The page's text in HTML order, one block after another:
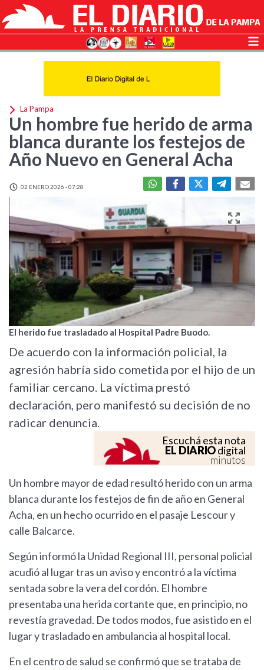
La Pampa
Un hombre fue herido de arma
blanca durante los festejos de
Año Nuevo en General Acha
02 ENERO 2026 - 07:28
El herido fue trasladado al Hospital Padre Buodo.
De acuerdo con la información policial, la
agresión habría sido cometida por el hijo de un
familiar cercano. La víctima prestó
declaración, pero manifestó su decisión de no
radicar denuncia.
Escuchá esta nota
EL DIARIOdigital
minutos
Un hombre mayor de edad resultó herido con un arma
blanca durante los festejos de fin de año en General
Acha, en un hecho ocurrido en el pasaje Lescour y
calle Balcarce.
Según informó la Unidad Regional III, personal policial
acudió al lugar tras un aviso y encontró a la víctima
sentada sobre la vera del cordón. El hombre
presentaba una herida cortante que, en principio, no
revestía gravedad. De todos modos, fue asistido en el
lugar y trasladado en ambulancia al hospital local.
En el centro de salud se confirmó que se trataba de